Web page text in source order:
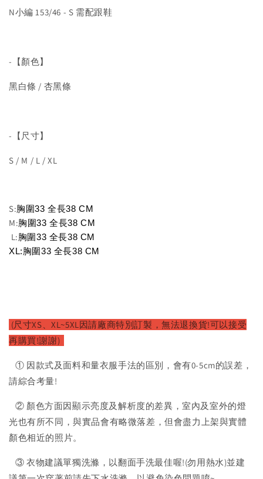
N小編 153/46 - S 需配跟鞋
-【顏色】
黑白條 / 杏黑條
-【尺寸】
S / M / L / XL
S:胸圍33 全長38 CM
M:胸圍33 全長38 CM
L: 胸圍33 全長38 CM
XL: 胸圍33 全長38 CM
(尺寸XS、XL~5XL因請廠商特別訂製，無法退換貨!可以接受
再購買!謝謝)
① 因款式及面料和量衣服手法的區別，會有0-5cm的誤差，
請綜合考量!
② 顏色方面因顯示亮度及解析度的差異，室內及室外的燈
光也有所不同，與實品會有略微落差，但會盡力上架與實體
顏色相近的照片。
③ 衣物建議單獨洗滌，以翻面手洗最佳喔!(勿用熱水)並建